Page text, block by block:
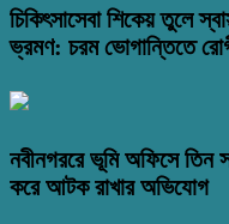
চিকিৎসাসেবা শিকেয় তুলে
ভ্রমণ: চরম ভোগান্তিতে
নবীনগররে ভূমি অফিসে তিন
করে আটক রাখার অভিযোগ